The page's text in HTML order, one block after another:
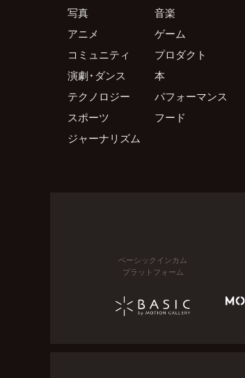
写真
音楽
アニメ
ゲーム
コミュニティ
プロダクト
演劇・ダンス
本
テクノロジー
パフォーマンス
スポーツ
フード
ジャーナリズム
ベーシックインカム
プラットフォーム